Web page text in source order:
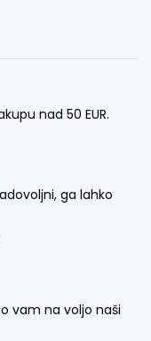
nad 50 EUR.
ga lahko
vam na voljo naši